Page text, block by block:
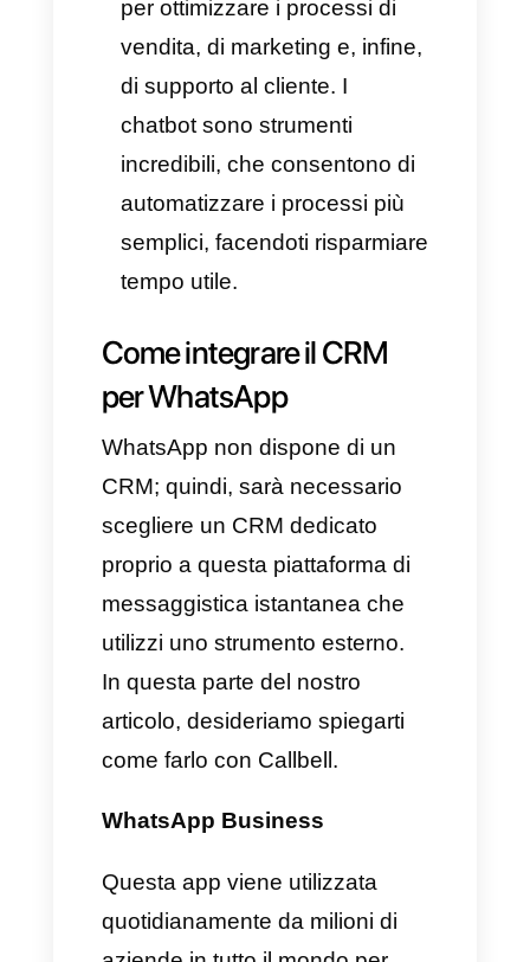
Devi fare sempre molta
attenzione quando scegli un
CRM per WhatsApp. Questo
perché l'atto di migrare tutte le
conversazioni, i numeri e
l'interfaccia di un'attività è
quindi essere sicuri di scegliere
la più calzante e ideale per la
tua azienda.
Ecco tutti i fattori da tenere in
considerazione:
Possibilità di integrazione con
altri strumento presenti sul
mercato, come Slack, Google
Suite, Shopify e altri.
localizzato: Ossia, supporto